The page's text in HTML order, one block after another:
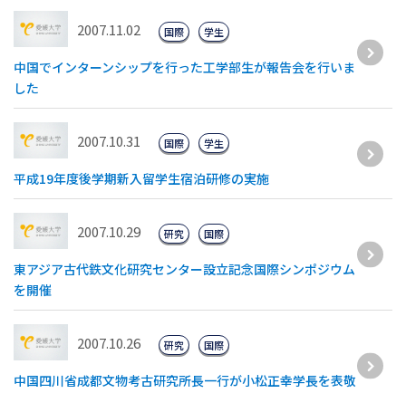
2007.11.02
中国でインターンシップを行った工学部生が報告会を行いま
した
国際 学生
2007.10.31
平成19年度後学期新入留学生宿泊研修の実施
国際 学生
2007.10.29
東アジア古代鉄文化研究センター設立記念国際シンポジウム
を開催
研究 国際
2007.10.26
中国四川省成都文物考古研究所長一行が小松正幸学長を表敬
研究 国際